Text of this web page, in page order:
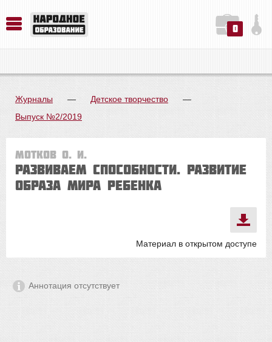
0
Журналы — Детское творчество
—
Выпуск №2/2019
Мотков О. И.
РАЗВИВАЕМ СПОСОБНОСТИ. РАЗВИТИЕ
ОБРАЗА МИРА РЕБЕНКА
Материал в открытом доступе
Аннотация отсутствует